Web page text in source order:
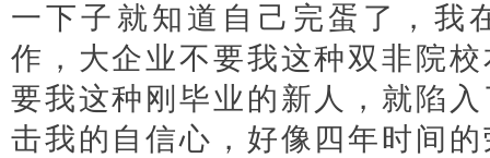
一下子就知道自己完蛋了，我
作，大企业不要我这种双非院
要我这种刚毕业的新人，就陷
击我的自信心，好像四年时间